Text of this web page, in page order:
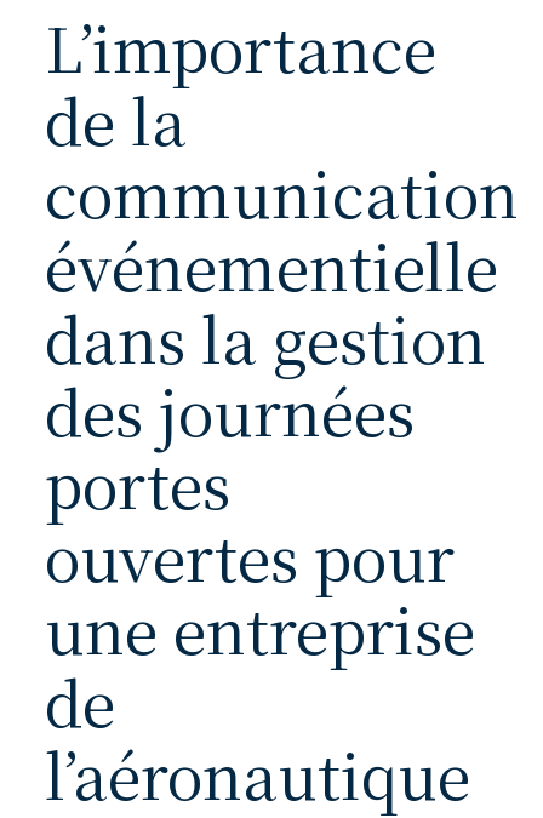
L’importance
de la
communication
événementielle
dans la gestion
des journées
portes
ouvertes pour
une entreprise
de
l’aéronautique